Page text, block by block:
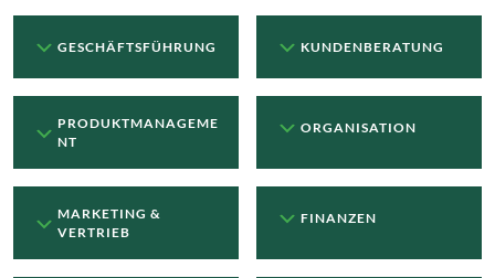
GESCHÄFTSFÜHRUNG KUNDENBERATUNG
PRODUKTMANAGEME
NT
ORGANISATION
MARKETING &
VERTRIEB
FINANZEN